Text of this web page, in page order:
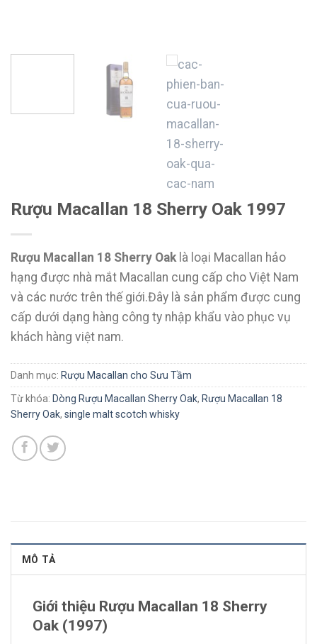
Rượu Macallan 18 Sherry Oak 1997
Rượu Macallan 18 Sherry Oaklà loại Macallan hảo
hạng được nhà mắt Macallan cung cấp cho Việt Nam
và các nước trên thế giới.Đây là sản phẩm được cung
cấp dưới dạng hàng công ty nhập khẩu vào phục vụ
khách hàng việt nam.
Danh mục: Rượu Macallan cho Sưu Tầm
Từ khóa: Dòng Rượu Macallan Sherry Oak, Rượu Macallan 18
Sherry Oak, single malt scotch whisky
MÔ TẢ
Giới thiệu Rượu Macallan 18 Sherry
Oak (1997)